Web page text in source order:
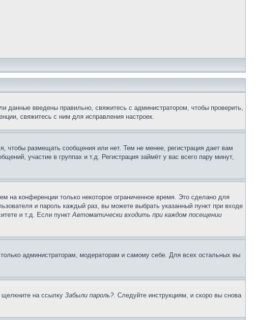
данные введены правильно, свяжитесь с администратором, чтобы проверить,
свяжитесь с ним для исправления настроек.
чтобы размещать сообщения или нет. Тем не менее, регистрация дает вам
участие в группах и т.д. Регистрация займёт у вас всего пару минут,
на конференции только некоторое ограниченное время. Это сделано для
и пароль каждый раз, вы можете выбрать указанный пункт при входе
и т.д. Если пунктАвтоматически входить при каждом посещении
администраторам, модераторам и самому себе. Для всех остальных вы
щелкните на ссылку Забыли пароль?. Следуйте инструкциям, и скоро вы снова